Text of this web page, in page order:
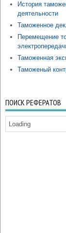
История
деятельности
Таможенное
Перемещение
Таможенная
Таможеный
ПОИСК РЕФЕРАТОВ
Loading